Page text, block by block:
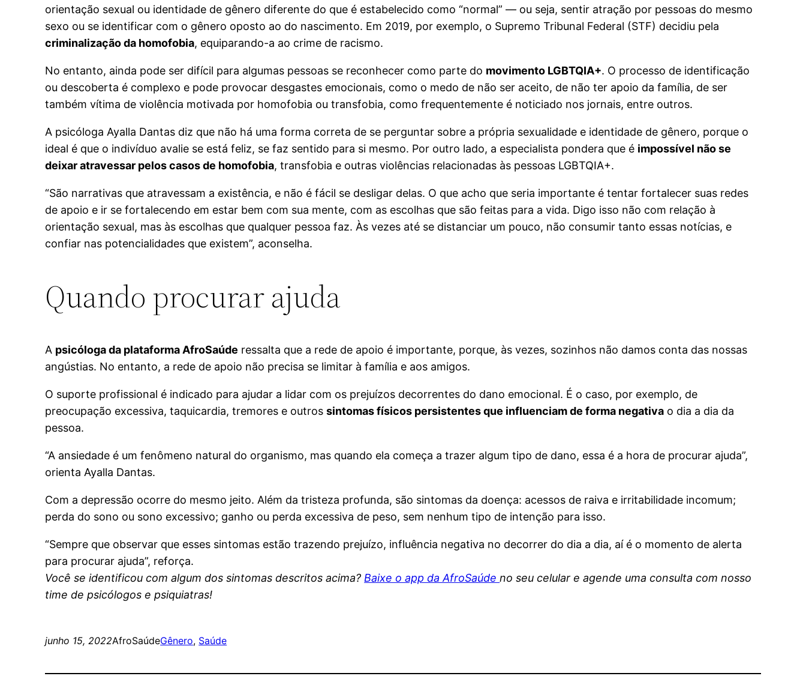
orientação sexual ou identidade de gênero diferente do que é estabelecido como “normal” — ou seja, sentir atração por pessoas do mesmo
sexo ou se identificar com o gênero oposto ao do nascimento. Em 2019, por exemplo, o Supremo Tribunal Federal (STF) decidiu pela
criminalização da homofobia, equiparando-a ao crime de racismo.
No entanto, ainda pode ser difícil para algumas pessoas se reconhecer como parte do movimento LGBTQIA+. O processo de identificação
ou descoberta é complexo e pode provocar desgastes emocionais, como o medo de não ser aceito, de não ter apoio da família, de ser
também vítima de violência motivada por homofobia ou transfobia, como frequentemente é noticiado nos jornais, entre outros.
A psicóloga Ayalla Dantas diz que não há uma forma correta de se perguntar sobre a própria sexualidade e identidade de gênero, porque o
ideal é que o indivíduo avalie se está feliz, se faz sentido para si mesmo. Por outro lado, a especialista pondera que é impossível não se
deixar atravessar pelos casos de homofobia, transfobia e outras violências relacionadas às pessoas LGBTQIA+.
“São narrativas que atravessam a existência, e não é fácil se desligar delas. O que acho que seria importante é tentar fortalecer suas redes
de apoio e ir se fortalecendo em estar bem com sua mente, com as escolhas que são feitas para a vida. Digo isso não com relação à
orientação sexual, mas às escolhas que qualquer pessoa faz. Às vezes até se distanciar um pouco, não consumir tanto essas notícias, e
confiar nas potencialidades que existem”, aconselha.
Quando procurar ajuda
A psicóloga da plataforma AfroSaúde ressalta que a rede de apoio é importante, porque, às vezes, sozinhos não damos conta das nossas
angústias. No entanto, a rede de apoio não precisa se limitar à família e aos amigos.
O suporte profissional é indicado para ajudar a lidar com os prejuízos decorrentes do dano emocional. É o caso, por exemplo, de
preocupação excessiva, taquicardia, tremores e outrossintomas físicos persistentes que influenciam de forma negativa o dia a dia da
pessoa.
“A ansiedade é um fenômeno natural do organismo, mas quando ela começa a trazer algum tipo de dano, essa é a hora de procurar ajuda”,
orienta Ayalla Dantas.
Com a depressão ocorre do mesmo jeito. Além da tristeza profunda, são sintomas da doença: acessos de raiva e irritabilidade incomum;
perda do sono ou sono excessivo; ganho ou perda excessiva de peso, sem nenhum tipo de intenção para isso.
“Sempre que observar que esses sintomas estão trazendo prejuízo, influência negativa no decorrer do dia a dia, aí é o momento de alerta
para procurar ajuda”, reforça.
Você se identificou com algum dos sintomas descritos acima? Baixe o app da AfroSaúdeno seu celular e agende uma consulta com nosso
time de psicólogos e psiquiatras!
junho 15, 2022AfroSaúdeGênero, Saúde